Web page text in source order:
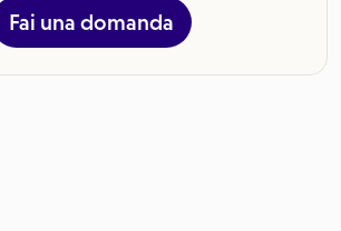
Fai una domanda